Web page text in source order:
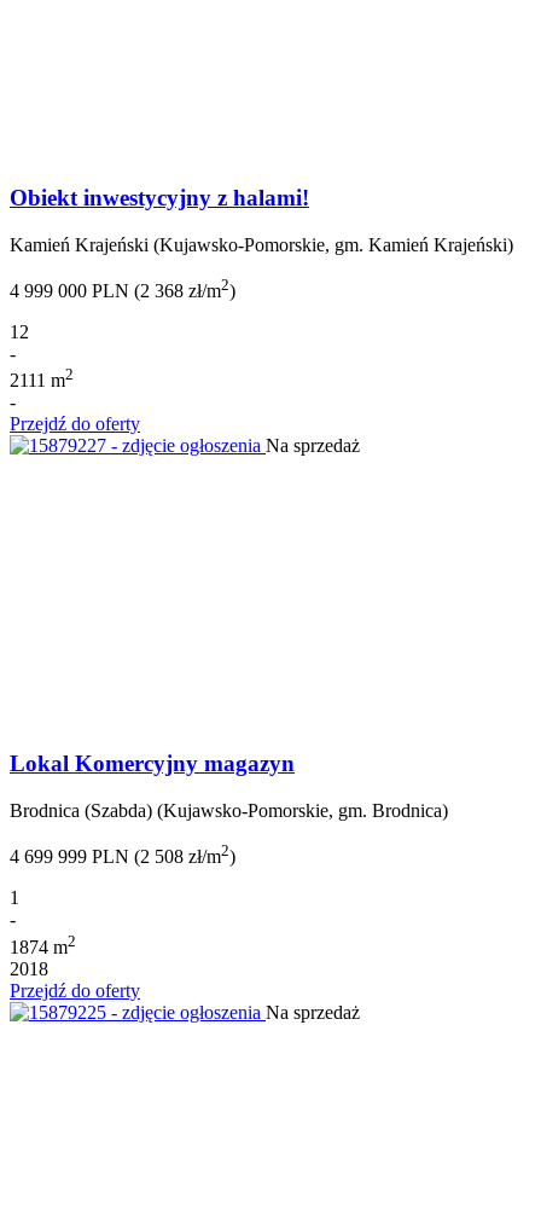
Obiekt inwestycyjny z halami!
Kamień Krajeński (Kujawsko-Pomorskie, gm. Kamień Krajeński)
4 999 000 PLN (2 368 zł/m2)
12
-
2111 m2
-
Przejdź do oferty
Na sprzedaż
Lokal Komercyjny magazyn
Brodnica (Szabda) (Kujawsko-Pomorskie, gm. Brodnica)
4 699 999 PLN (2 508 zł/m2)
1
-
1874 m2
2018
Przejdź do oferty
Na sprzedaż